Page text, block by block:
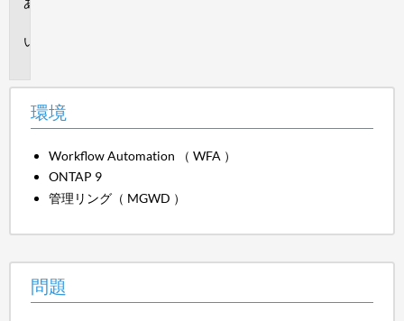
環境
Workflow Automation （ WFA ）
ONTAP 9
管理リング（ MGWD ）
問題